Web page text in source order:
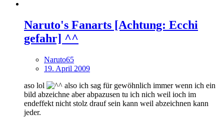
Naruto's Fanarts [Achtung: Ecchi
gefahr] ^^
Naruto65
19. April 2009
aso lol
also ich sag für gewöhnlich immer wenn ich ein
bild abzeichne aber abpazusen tu ich nich weil ioch im
endeffekt nicht stolz drauf sein kann weil abzeichnen kann
jeder.